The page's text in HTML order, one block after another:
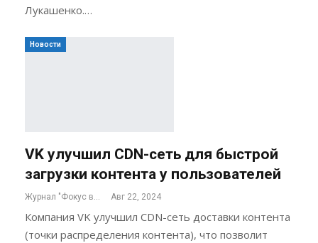
Лукашенко.…
Новости
VK улучшил CDN-сеть для быстрой
загрузки контента у пользователей
Журнал "Фокус внимания" Авг 22, 2024
Компания VK улучшил CDN-сеть доставки контента
(точки распределения контента), что позволит